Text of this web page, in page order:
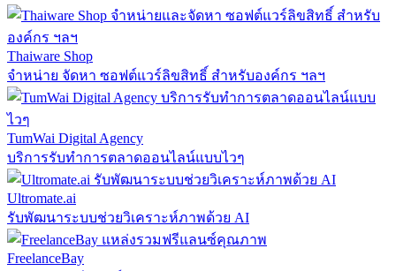
Thaiware Shop
จำหน่าย จัดหา ซอฟต์แวร์ลิขสิทธิ์ สำหรับองค์กร ฯลฯ
TumWai Digital Agency
บริการรับทำการตลาดออนไลน์แบบไวๆ
Ultromate.ai
รับพัฒนาระบบช่วยวิเคราะห์ภาพด้วย AI
FreelanceBay